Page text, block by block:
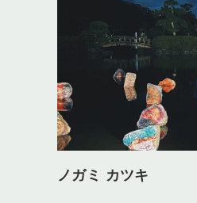
ノガミ カツキ